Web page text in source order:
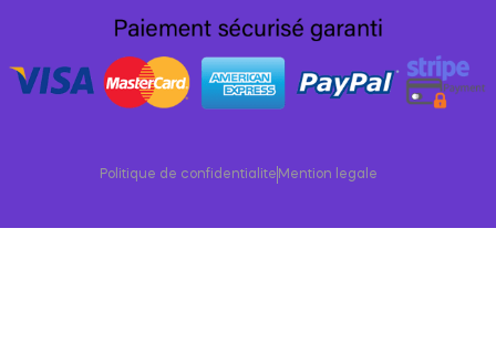
Politique de confidentialite Mention legale